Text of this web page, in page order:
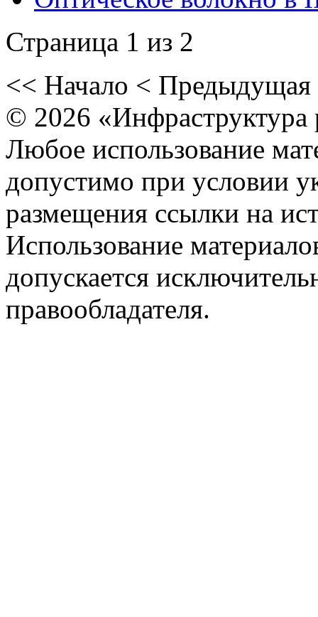
Страница 1 из 2
<< Начало < Предыдущая
© 2026 «Инфраструктура
Любое использование
допустимо при условии
размещения ссылки на
Использование
допускается
правообладателя.